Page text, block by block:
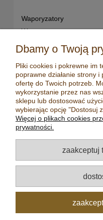
Waporyzatory
Waporyzatory
Waporyzatory manualne
Waporyzatory
stacjonarne
Premium vaporizers
Waporyzatory
konwekcyjne
Zestawy z
waporyzatorem
Oleje CBD 5%
Dbamy o Twoją
Pliki cookies i pokrewne im
poprawne działanie strony
ofertę do Twoich potrzeb.
wykorzystanie przez nas
sklepu lub dostosować
wybierając opcję "Dostosuj
Więcej o plikach cookies
prywatności.
zaakceptuj